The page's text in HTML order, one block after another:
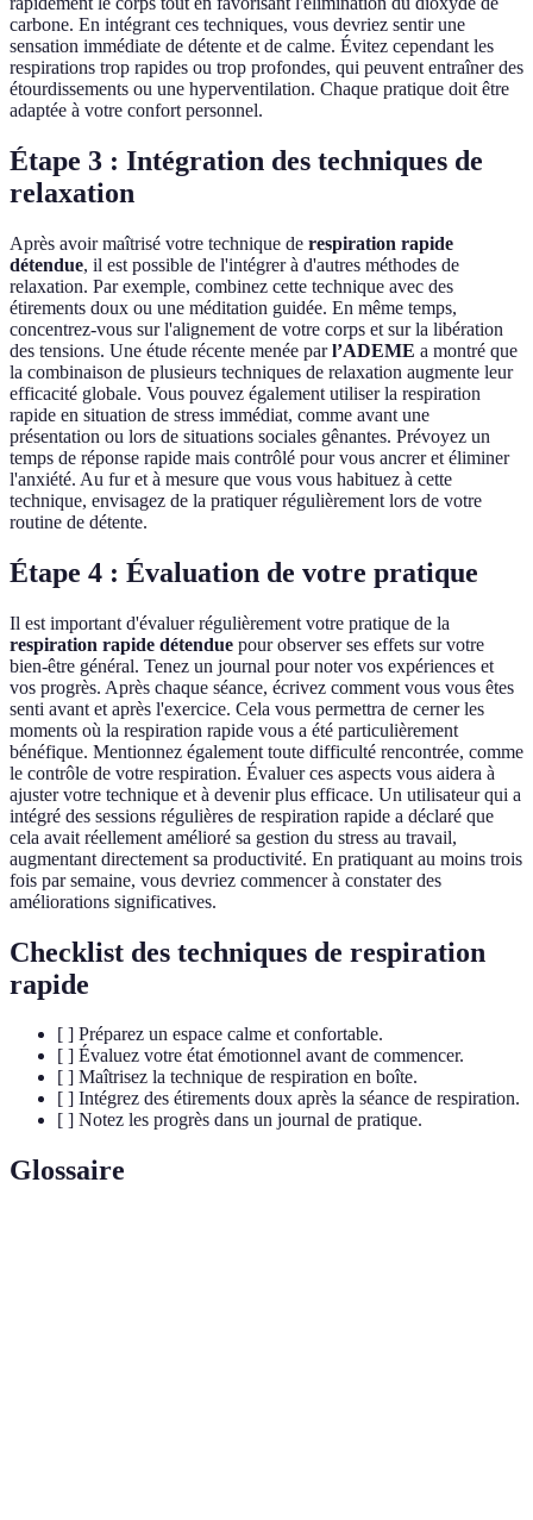
carbone. En intégrant ces techniques, vous devriez sentir une
sensation immédiate de détente et de calme. Évitez cependant les
respirations trop rapides ou trop profondes, qui peuvent entraîner des
étourdissements ou une hyperventilation. Chaque pratique doit être
adaptée à votre confort personnel.
Étape 3 : Intégration des techniques de
relaxation
Après avoir maîtrisé votre technique de respiration rapide
détendue, il est possible de l'intégrer à d'autres méthodes de
relaxation. Par exemple, combinez cette technique avec des
étirements doux ou une méditation guidée. En même temps,
concentrez-vous sur l'alignement de votre corps et sur la libération
des tensions. Une étude récente menée parl’ADEME a montré que
la combinaison de plusieurs techniques de relaxation augmente leur
efficacité globale. Vous pouvez également utiliser la respiration
rapide en situation de stress immédiat, comme avant une
présentation ou lors de situations sociales gênantes. Prévoyez un
temps de réponse rapide mais contrôlé pour vous ancrer et éliminer
l'anxiété. Au fur et à mesure que vous vous habituez à cette
technique, envisagez de la pratiquer régulièrement lors de votre
routine de détente.
Étape 4 : Évaluation de votre pratique
Il est important d'évaluer régulièrement votre pratique de la
respiration rapide détendue pour observer ses effets sur votre
bien-être général. Tenez un journal pour noter vos expériences et
vos progrès. Après chaque séance, écrivez comment vous vous êtes
senti avant et après l'exercice. Cela vous permettra de cerner les
moments où la respiration rapide vous a été particulièrement
bénéfique. Mentionnez également toute difficulté rencontrée, comme
le contrôle de votre respiration. Évaluer ces aspects vous aidera à
ajuster votre technique et à devenir plus efficace. Un utilisateur qui a
intégré des sessions régulières de respiration rapide a déclaré que
cela avait réellement amélioré sa gestion du stress au travail,
augmentant directement sa productivité. En pratiquant au moins trois
fois par semaine, vous devriez commencer à constater des
améliorations significatives.
Checklist des techniques de respiration
rapide
[ ] Préparez un espace calme et confortable.
[ ] Évaluez votre état émotionnel avant de commencer.
[ ] Maîtrisez la technique de respiration en boîte.
[ ] Intégrez des étirements doux après la séance de respiration.
[ ] Notez les progrès dans un journal de pratique.
Glossaire